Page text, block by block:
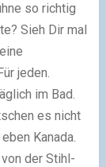
so richtig
Sieh Dir mal
jeden.
im Bad.
es nicht
Kanada.
von der Stihl-